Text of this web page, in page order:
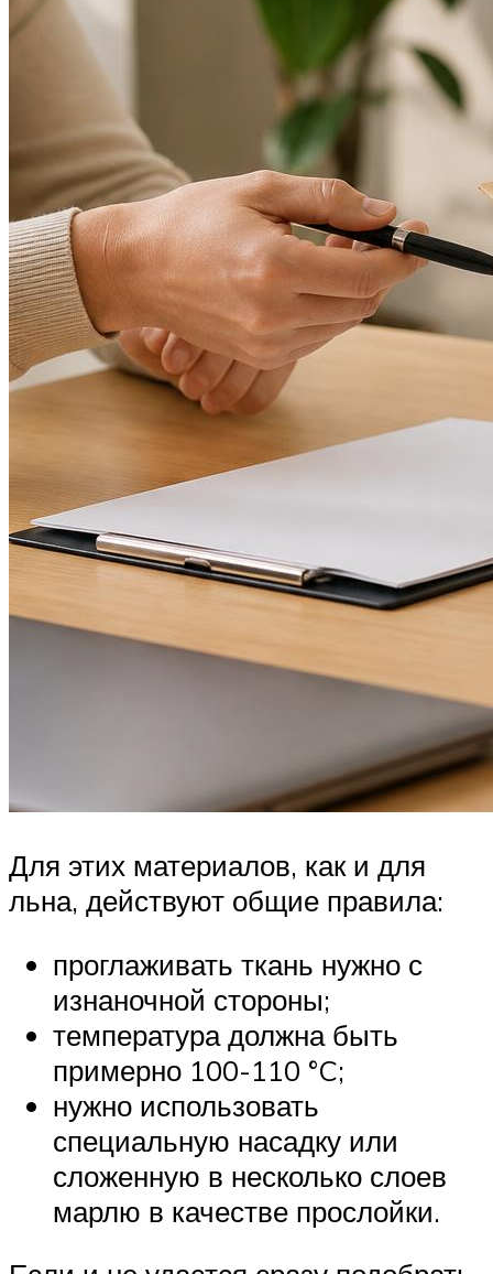
Для этих материалов, как и для
льна, действуют общие правила:
проглаживать ткань нужно с
изнаночной стороны;
температура должна быть
примерно 100-110 °C;
нужно использовать
специальную насадку или
сложенную в несколько слоев
марлю в качестве прослойки.